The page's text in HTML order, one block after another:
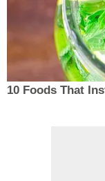
10 Foods That